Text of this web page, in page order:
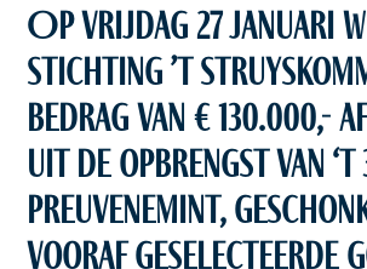
Op vrijdag 27 januari
Stichting ’t
bedrag van € 130.000,-
uit de opbrengst van ‘t
Preuvenemint,
vooraf geselecteerde